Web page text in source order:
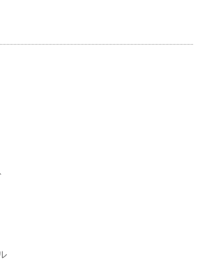
マスクが届いたみたいです。歳を重ねても女性
届くと、モチベーションも上がります。 これ
れた優しい気持ちに、気分も明るくなら
しょうか。 また、フィードバックいただ
大変励みになりました。 この度はありが